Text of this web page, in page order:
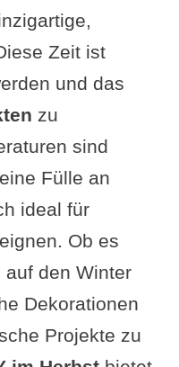
aus
für Kinder
Herbst so
Zeit ist
und das
zu
sind
Fülle an
ideal für
Ob es
auf den Winter
Dekorationen
Projekte zu